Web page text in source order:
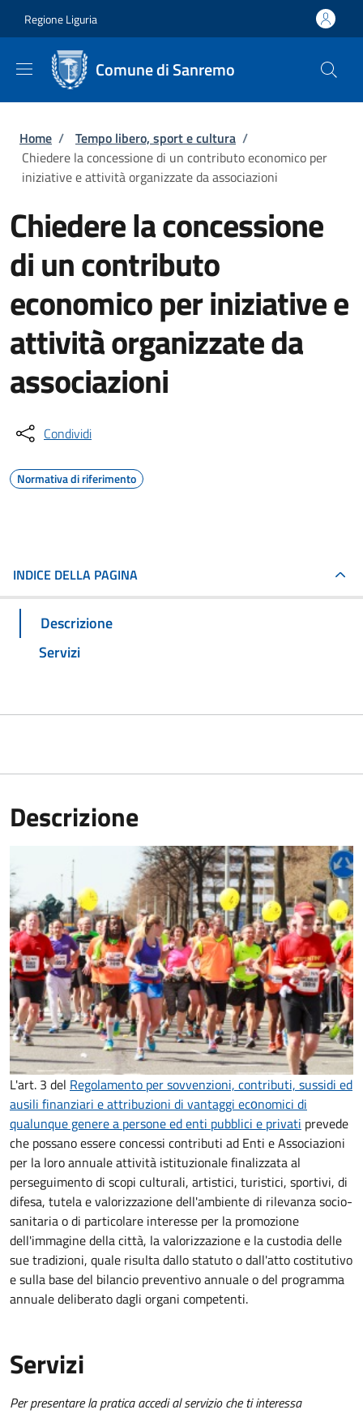
Regione Liguria
Comune di Sanremo
Briciole di pane
Home / Tempo libero, sport e cultura /
Chiedere la concessione di un contributo economico per
iniziative e attività organizzate da associazioni
Chiedere la concessione
di un contributo
economico per iniziative e
attività organizzate da
associazioni
Condividi
Normativa di riferimento
INDICE DELLA PAGINA
Descrizione
Servizi
Descrizione
L'art. 3 del Regolamento per sovvenzioni, contributi, sussidi ed
ausili finanziari e attribuzioni di vantaggi ecоnomici di
qualunque genere a persone ed enti pubblici e privati prevede
che possano essere concessi contributi ad Enti e Associazioni
per la loro annuale attività istituzionale finalizzata al
perseguimento di scopi culturali, artistici, turistici, sportivi, di
difesa, tutela e valorizzazione dell'ambiente di rilevanza socio-
sanitaria o di particolare interesse per la promozione
dell'immagine della città, la valorizzazione e la custodia delle
sue tradizioni, quale risulta dallo statuto o dall'atto costitutivo
e sulla base del bilancio preventivo annuale o del programma
annuale deliberato dagli organi competenti.
Servizi
Per presentare la pratica accedi al servizio che ti interessa